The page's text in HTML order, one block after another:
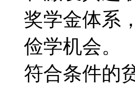
奖学金体系
俭学机会
符合条件的